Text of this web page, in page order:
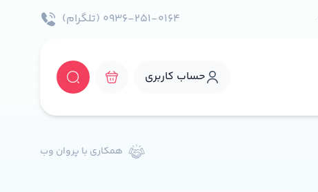
۰۹۳۶-۲۵۱-۰۱۶۴ (تلگرام)
حساب کاربری
همکاری با پروان وب